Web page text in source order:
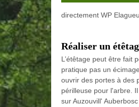
directement WP
Réaliser un
L’étêtage peut être fait
pratique pas un
ouvrir des portes à des
périlleuse pour l'arbre.
sur Auzouvill'